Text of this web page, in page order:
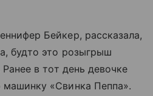
Бейкер, рассказала,
будто это розыгрыш
в тот день девочке
«Свинка Пеппа».